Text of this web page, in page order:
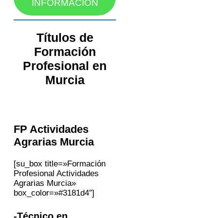
INFORMACIÓN
Títulos de
Formación
Profesional en
Murcia
FP Actividades
Agrarias Murcia
[su_box title=»Formación
Profesional Actividades
Agrarias Murcia»
box_color=»#3181d4″]